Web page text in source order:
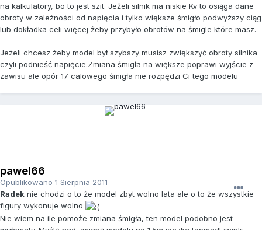
na kalkulatory, bo to jest szit. Jeżeli silnik ma niskie Kv to osiąga dane
obroty w zależności od napięcia i tylko większe śmigło podwyższy ciąg
lub dokładka celi więcej żeby przybyło obrotów na śmigle które masz.
Jeżeli chcesz żeby model był szybszy musisz zwiększyć obroty silnika
czyli podnieść napięcie.Zmiana śmigła na większe poprawi wyjście z
zawisu ale opór 17 calowego śmigła nie rozpędzi Ci tego modelu
pawel66
Opublikowano 1 Sierpnia 2011
Radek nie chodzi o to że model zbyt wolno lata ale o to że wszystkie
figury wykonuje wolno
Nie wiem na ile pomoże zmiana śmigła, ten model podobno jest